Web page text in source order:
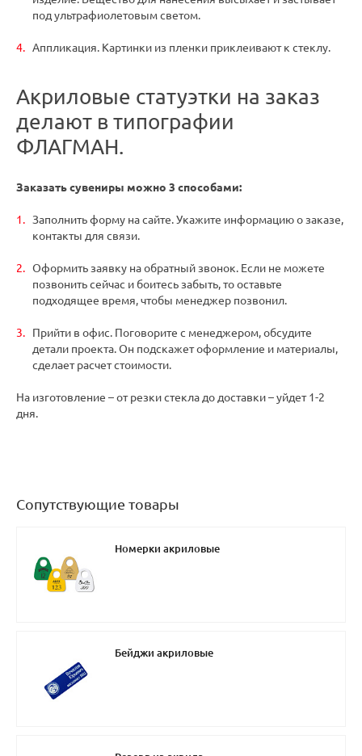
под ультрафиолетовым светом.
Аппликация. Картинки из пленки приклеивают к стеклу.
Акриловые статуэтки на заказ
делают в типографии
ФЛАГМАН.
Заказать сувениры можно 3 способами:
Заполнить форму на сайте. Укажите информацию о заказе,
контакты для связи.
Оформить заявку на обратный звонок. Если не можете
позвонить сейчас и боитесь забыть, то оставьте
подходящее время, чтобы менеджер позвонил.
Прийти в офис. Поговорите с менеджером, обсудите
детали проекта. Он подскажет оформление и материалы,
сделает расчет стоимости.
На изготовление – от резки стекла до доставки – уйдет 1-2
дня.
Сопутствующие товары
Номерки акриловые
Бейджи акриловые